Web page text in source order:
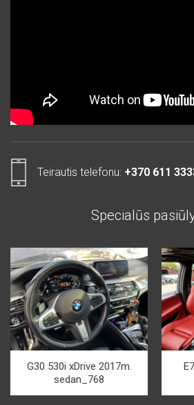
Teirautis telefonu: +370 611
Specialūs
G30 530i xDrive 2017m.
sedan_768